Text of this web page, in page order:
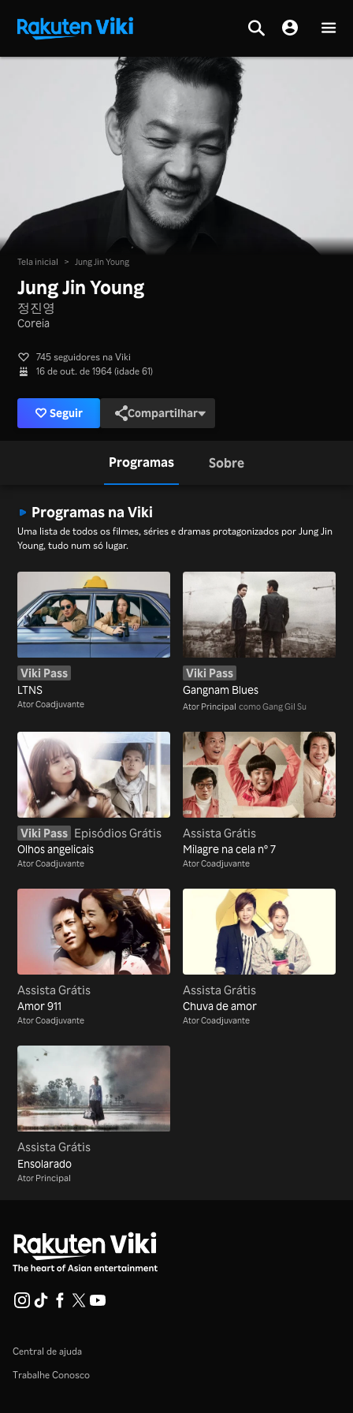
Tela inicial > Jung Jin Young
Jung Jin Young
정진영
Coreia
745 seguidores na Viki
16 de out. de 1964 (idade 61)
Seguir Compartilhar
Programas Sobre
Programas na Viki
Uma lista de todos os filmes, séries e dramas protagonizados por Jung Jin
Young, tudo num só lugar.
Viki Pass
LTNS
Ator Coadjuvante
Viki Pass
Gangnam Blues
Ator Principal como Gang Gil Su
Viki Pass Episódios Grátis
Olhos angelicais
Ator Coadjuvante
Assista Grátis
Milagre na cela n° 7
Ator Coadjuvante
Assista Grátis
Amor 911
Ator Coadjuvante
Assista Grátis
Chuva de amor
Ator Coadjuvante
Assista Grátis
Ensolarado
Ator Principal
Central de ajuda
Trabalhe Conosco